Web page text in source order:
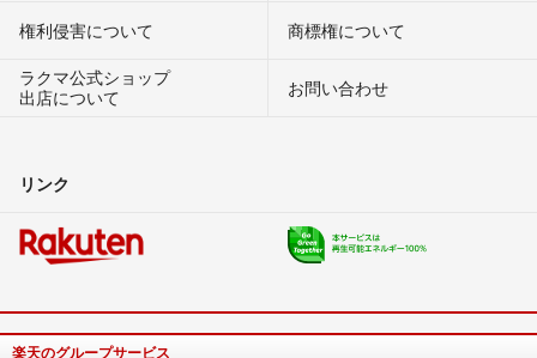
権利侵害について
商標権について
ラクマ公式ショップ
出店について
お問い合わせ
リンク
楽天のグループサービス